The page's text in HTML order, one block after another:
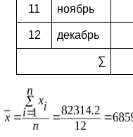
11 ноябрь
12 декабрь
∑